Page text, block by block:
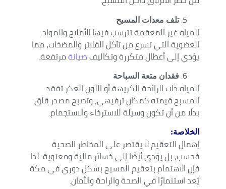
تلف معدات المسبح
المياه غير المعقمة تترسب فيها الأملاح والمواد
العضوية التي تسرع من تآكل الفلاتر والمضخات، مما
يؤدي إلى أعطال متكررة وتكاليفصيانةمرتفعة.
فقدان متعة السباحة
المياه ذات الرائحة الكريهة أو اللون العكر تفقد
المسبح قيمته كمكان ترفيهي، وتصبح مصدر قلق
بدلًا من أن تكون وسيلة للاسترخاء والاستجمام.
الخلاصة:
إهمال التعقيم لا يقتصر على المخاطر الصحية
فحسب، بل يؤدي أيضًا إلى خسائر مالية ومعنوية. لذا
فإن الاهتمام بتعقيم المسبح بشكل دوري في مكة
يُعد استثمارًا في الصحة والراحة والأمان.